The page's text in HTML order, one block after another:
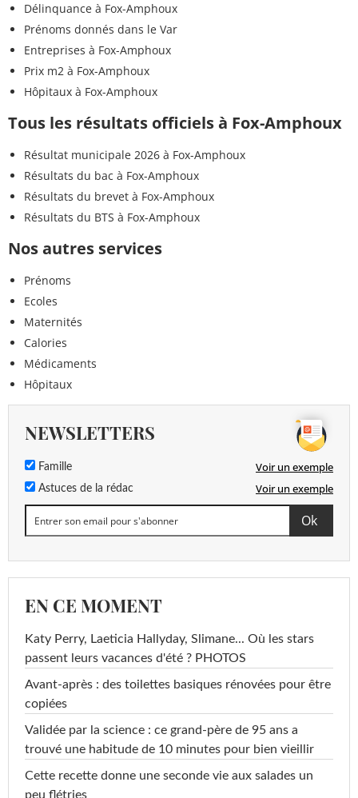
Délinquance à Fox-Amphoux
Prénoms donnés dans le Var
Entreprises à Fox-Amphoux
Prix m2 à Fox-Amphoux
Hôpitaux à Fox-Amphoux
Tous les résultats officiels à Fox-Amphoux
Résultat municipale 2026 à Fox-Amphoux
Résultats du bac à Fox-Amphoux
Résultats du brevet à Fox-Amphoux
Résultats du BTS à Fox-Amphoux
Nos autres services
Prénoms
Ecoles
Maternités
Calories
Médicaments
Hôpitaux
NEWSLETTERS
Famille Voir un exemple
Astuces de la rédac Voir un exemple
EN CE MOMENT
Katy Perry, Laeticia Hallyday, Slimane... Où les stars
passent leurs vacances d'été ? PHOTOS
Avant-après : des toilettes basiques rénovées pour être
copiées
Validée par la science : ce grand-père de 95 ans a
trouvé une habitude de 10 minutes pour bien vieillir
Cette recette donne une seconde vie aux salades un
peu flétries